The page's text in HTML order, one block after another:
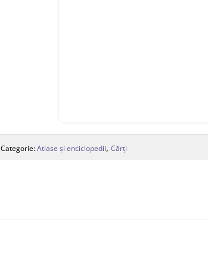
Categorie:Atlase și enciclopedii, Cărți